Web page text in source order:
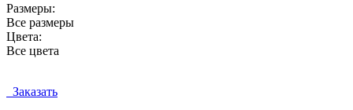
Размеры:
Все размеры
Цвета:
Все цвета
Заказать